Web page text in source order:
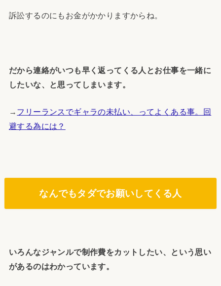
訴訟するのにもお金がかかりますからね。
だから連絡がいつも早く返ってくる人とお仕事を一緒に
したいな、と思ってしまいます。
→ フリーランスでギャラの未払い、ってよくある事。回
避する為には？
なんでもタダでお願いしてくる人
いろんなジャンルで制作費をカットしたい、という思い
があるのはわかっています。